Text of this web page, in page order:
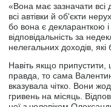
«Вона має зазначати всі
всі автівки й об'єкти
бо вона є декларанткою
відповідальність за
нелегальних доходів,
Навіть якщо
правда, то сама
вказувала чітко. Вони
гривень на місяць.